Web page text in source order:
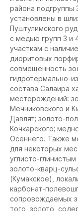
района подгруппы
установлены в
Пуштулимского
с медью групп 3 и
участкам с
диоритовых
совмещённость
гидротермально-
состава Салаира
месторождений:
Мечниковского и
Давлят; золото-
Кочкарского;
Осеннего. Также
для некоторых
углисто-
золото-кварц-
(Кумакское),
карбонат-
сопровождаемых
того, золото,